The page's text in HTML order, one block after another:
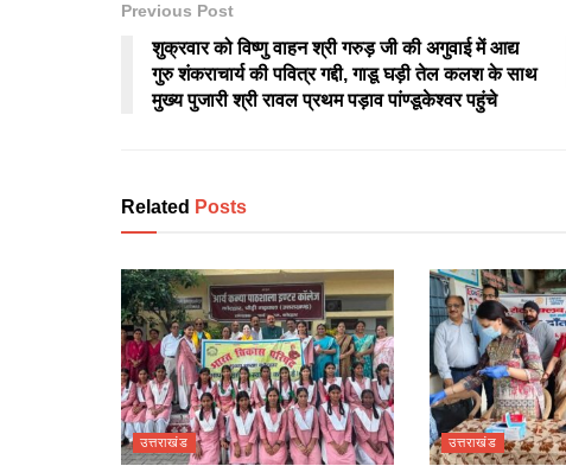
Previous Post
शुक्रवार को विष्णु वाहन श्री गरुड़ जी की अगुवाई में आद्य
गुरु शंकराचार्य की पवित्र गद्दी, गाडू घड़ी तेल कलश के साथ
मुख्य पुजारी श्री रावल प्रथम पड़ाव पांण्डूकेश्वर पहुंचे
Related Posts
उत्तराखंड उत्तराखंड